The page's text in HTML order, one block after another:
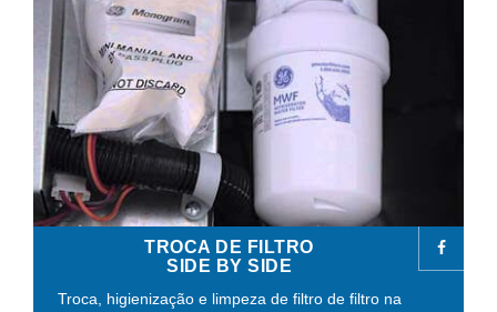
TROCA DE FILTRO
SIDE BY SIDE
Troca, higienização e limpeza de filtro de filtro na